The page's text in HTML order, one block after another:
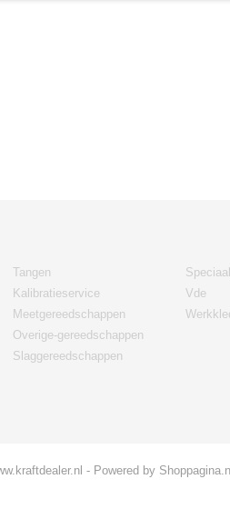
Tangen
Kalibratieservice
Meetgereedschappen
Overige-gereedschappen
Slaggereedschappen
Vde
- Powered by Shoppagina.nl